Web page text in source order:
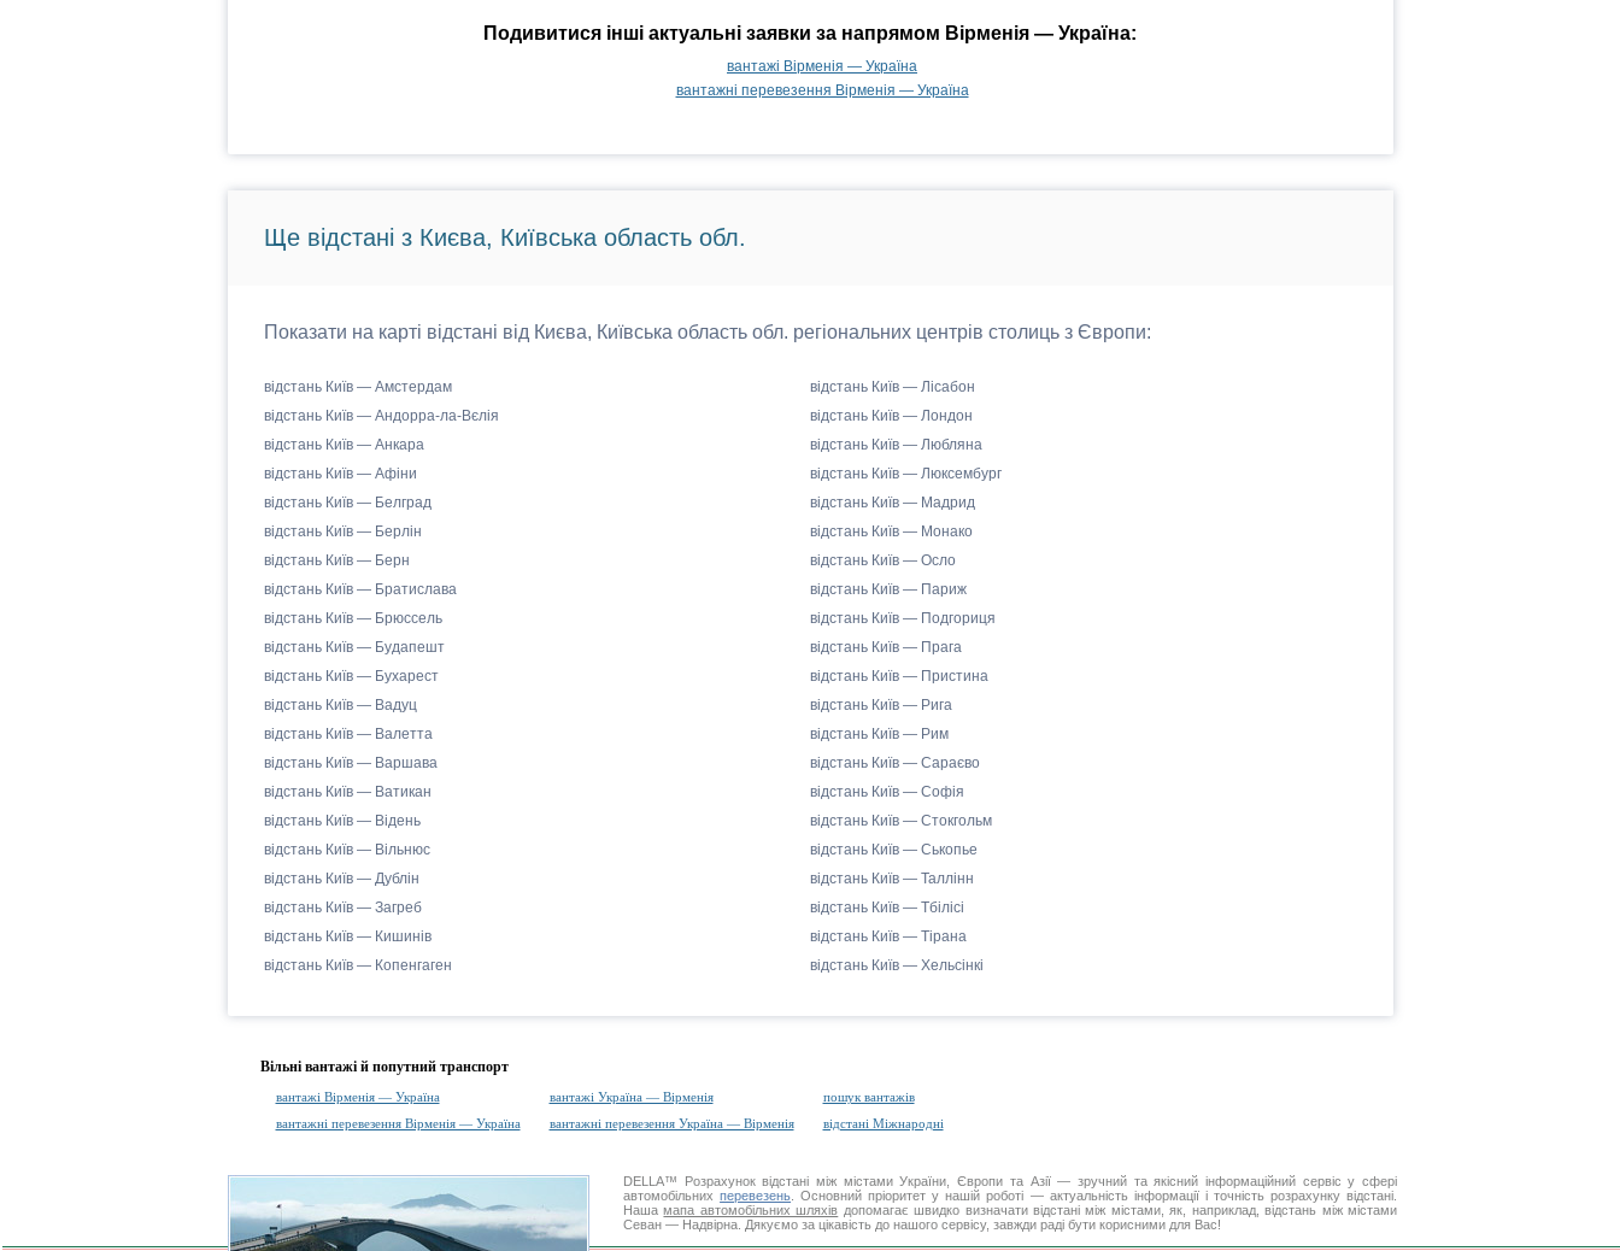
Подивитися інші актуальні заявки за напрямом Вірменія — Україна:
вантажі Вірменія — Україна
вантажні перевезення Вірменія — Україна
Ще відстані з Києва, Київська область обл.
Показати на карті відстані від Києва, Київська область обл. регіональних центрів столиць з Європи:
відстань Київ — Амстердам
відстань Київ — Андорра-ла-Вєлія
відстань Київ — Анкара
відстань Київ — Афіни
відстань Київ — Белград
відстань Київ — Берлін
відстань Київ — Берн
відстань Київ — Братислава
відстань Київ — Брюссель
відстань Київ — Будапешт
відстань Київ — Бухарест
відстань Київ — Вадуц
відстань Київ — Валетта
відстань Київ — Варшава
відстань Київ — Ватикан
відстань Київ — Відень
відстань Київ — Вільнюс
відстань Київ — Дублін
відстань Київ — Загреб
відстань Київ — Кишинів
відстань Київ — Копенгаген
відстань Київ — Лісабон
відстань Київ — Лондон
відстань Київ — Любляна
відстань Київ — Люксембург
відстань Київ — Мадрид
відстань Київ — Монако
відстань Київ — Осло
відстань Київ — Париж
відстань Київ — Подгориця
відстань Київ — Прага
відстань Київ — Пристина
відстань Київ — Рига
відстань Київ — Рим
відстань Київ — Сараєво
відстань Київ — Софія
відстань Київ — Стокгольм
відстань Київ — Ськопье
відстань Київ — Таллінн
відстань Київ — Тбілісі
відстань Київ — Тірана
відстань Київ — Хельсінкі
Вільні вантажі й попутний транспорт
вантажі Вірменія — Україна вантажі Україна — Вірменія
пошук вантажів
вантажні перевезення Вірменія — Україна
вантажні перевезення Україна — Вірменія відстані Міжнародні
DELLA™ Розрахунок відстані між містами України, Європи та Азії — зручний та якісний інформаційний сервіс у сфері
автомобільнихперевезень . Основний пріоритет у нашій роботі — актуальність інформації і точність розрахунку відстані.
Нашамапа автомобільних шляхів допомагає швидко визначати відстані між містами, як, наприклад, відстань між містами
Севан — Надвірна. Дякуємо за цікавість до нашого сервісу, завжди раді бути корисними для Вас!